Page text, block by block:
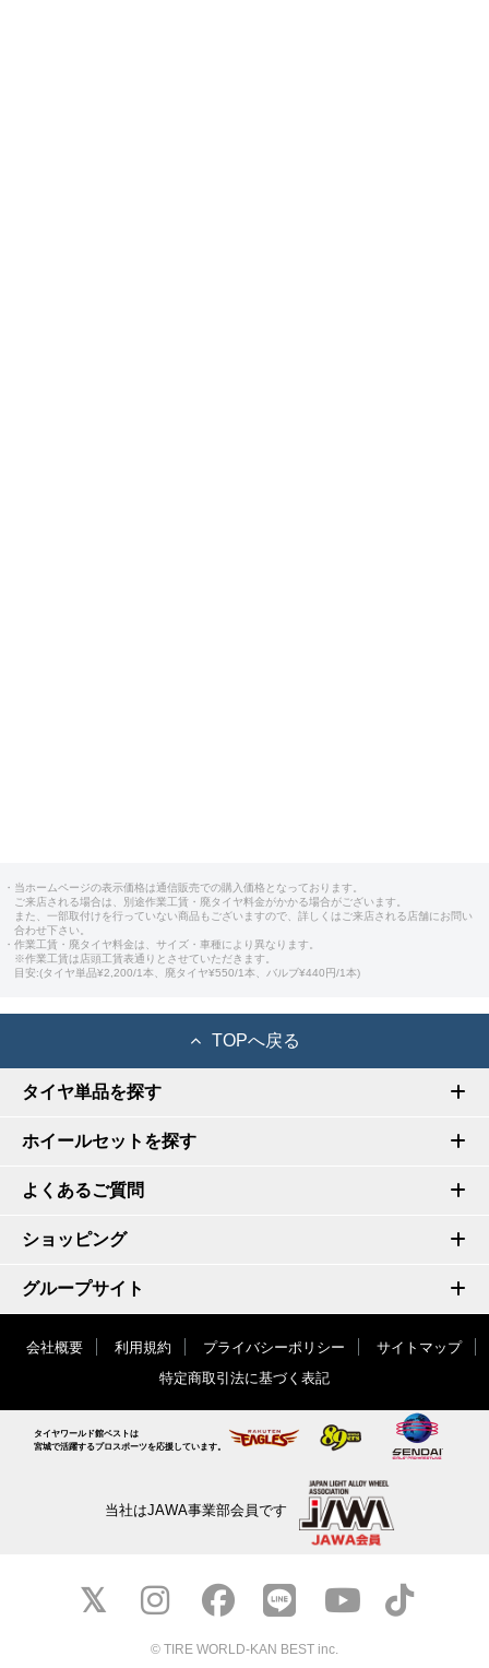
・当ホームページの表示価格は通信販売での購入価格となっております。
ご来店される場合は、別途作業工賃・廃タイヤ料金がかかる場合がございます。
また、一部取付けを行っていない商品もございますので、詳しくはご来店される店舗にお問い
合わせ下さい。
・作業工賃・廃タイヤ料金は、サイズ・車種により異なります。
※作業工賃は店頭工賃表通りとさせていただきます。
目安:(タイヤ単品¥2,200/1本、廃タイヤ¥550/1本、バルブ¥440円/1本)
TOPへ戻る
タイヤ単品を探す
ホイールセットを探す
よくあるご質問
ショッピング
グループサイト
会社概要 利用規約 プライバシーポリシー
サイトマップ
特定商取引法に基づく表記
タイヤワールド館ベストは
宮城で活躍するプロスポーツを応援しています。
当社はJAWA事業部会員です
© TIRE WORLD-KAN BEST inc.